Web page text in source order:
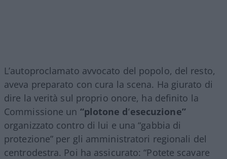
L’autoproclamato avvocato del popolo, del resto,
aveva preparato con cura la scena. Ha giurato di
dire la verità sul proprio onore, ha definito la
Commissione un “plotone d’esecuzione”
organizzato contro di lui e una “gabbia di
protezione” per gli amministratori regionali del
centrodestra. Poi ha assicurato: “Potete scavare